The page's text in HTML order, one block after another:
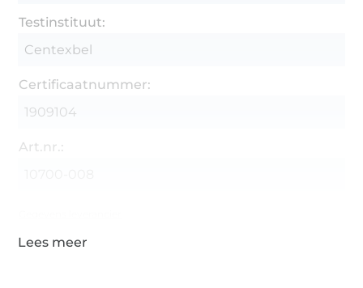
Testinstituut:
Centexbel
Certificaatnummer:
1909104
Art.nr.: